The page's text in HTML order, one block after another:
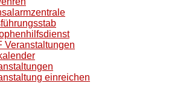
Veranstaltungen
einreichen